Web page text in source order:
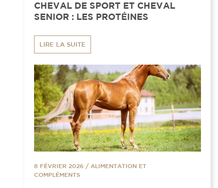
CHEVAL DE SPORT ET CHEVAL
SENIOR : LES PROTÉINES
LIRE LA SUITE
8 FÉVRIER 2026 / ALIMENTATION ET
COMPLÉMENTS